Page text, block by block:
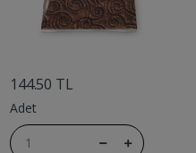
144.50 TL
Adet